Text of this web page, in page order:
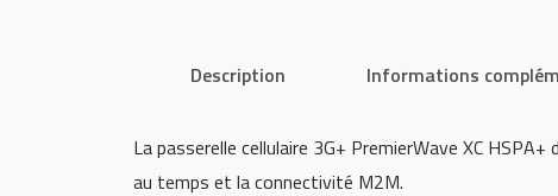
Description Informations
La passerelle cellulaire 3G+ PremierWave XC
au temps et la connectivité M2M.